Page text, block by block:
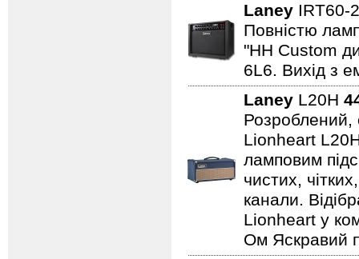
Laney IRT60-
Повністю
"HH Custom
6L6. Вихід з
Laney L20H
Розроблений,
Lionheart
ламповим
чистих,
канали.
Lionheart у
Ом Яскравий